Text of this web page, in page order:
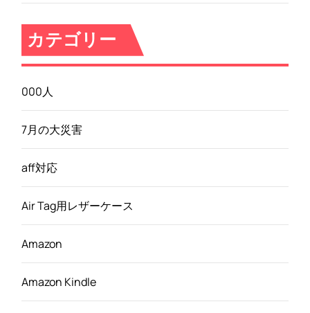
カテゴリー
000人
7月の大災害
aff対応
Air Tag用レザーケース
Amazon
Amazon Kindle